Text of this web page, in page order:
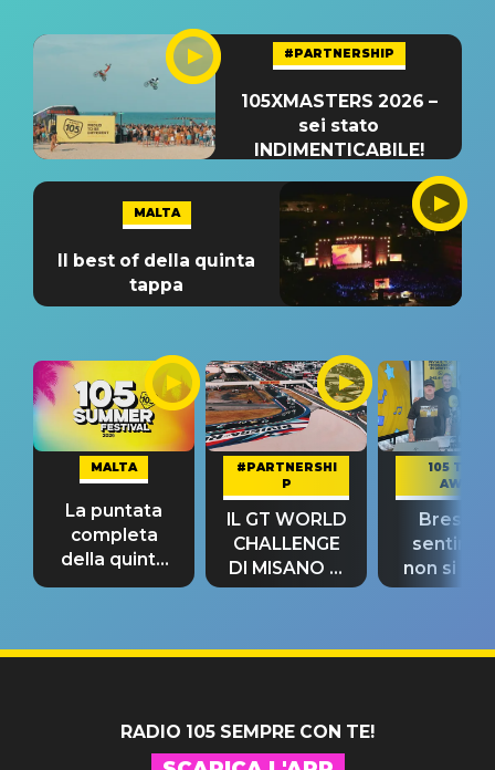
#PARTNERSHIP
105XMASTERS 2026 –
sei stato
INDIMENTICABILE!
MALTA
Il best of della quinta
tappa
MALTA
La puntata
completa
della quinta
tappa
#PARTNERSHI
P
IL GT WORLD
CHALLENGE
DI MISANO si
riconferma
105 TAKE
AWAY
Bresh:
non si
fino alla
RADIO 105 SEMPRE CON TE!